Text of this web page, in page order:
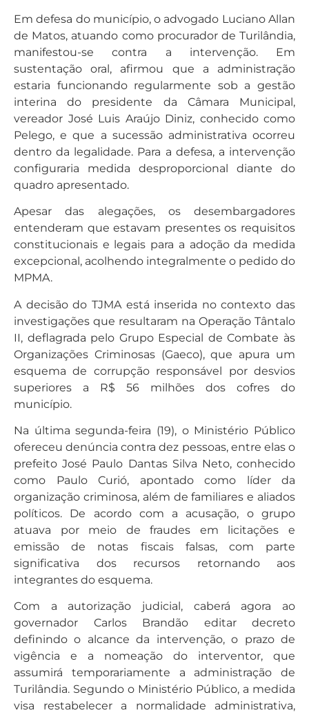
Em defesa do município, o advogado Luciano Allan
de Matos, atuando como procurador de Turilândia,
manifestou-se contra a intervenção. Em
sustentação oral, afirmou que a administração
estaria funcionando regularmente sob a gestão
interina do presidente da Câmara Municipal,
vereador José Luis Araújo Diniz, conhecido como
Pelego, e que a sucessão administrativa ocorreu
dentro da legalidade. Para a defesa, a intervenção
configuraria medida desproporcional diante do
quadro apresentado.
Apesar das alegações, os desembargadores
entenderam que estavam presentes os requisitos
constitucionais e legais para a adoção da medida
excepcional, acolhendo integralmente o pedido do
MPMA.
A decisão do TJMA está inserida no contexto das
investigações que resultaram na Operação Tântalo
II, deflagrada pelo Grupo Especial de Combate às
Organizações Criminosas (Gaeco), que apura um
esquema de corrupção responsável por desvios
superiores a R$ 56 milhões dos cofres do
município.
Na última segunda-feira (19), o Ministério Público
ofereceu denúncia contra dez pessoas, entre elas o
prefeito José Paulo Dantas Silva Neto, conhecido
como Paulo Curió, apontado como líder da
organização criminosa, além de familiares e aliados
políticos. De acordo com a acusação, o grupo
atuava por meio de fraudes em licitações e
emissão de notas fiscais falsas, com parte
significativa dos recursos retornando aos
integrantes do esquema.
Com a autorização judicial, caberá agora ao
governador Carlos Brandão editar decreto
definindo o alcance da intervenção, o prazo de
vigência e a nomeação do interventor, que
assumirá temporariamente a administração de
Turilândia. Segundo o Ministério Público, a medida
visa restabelecer a normalidade administrativa,